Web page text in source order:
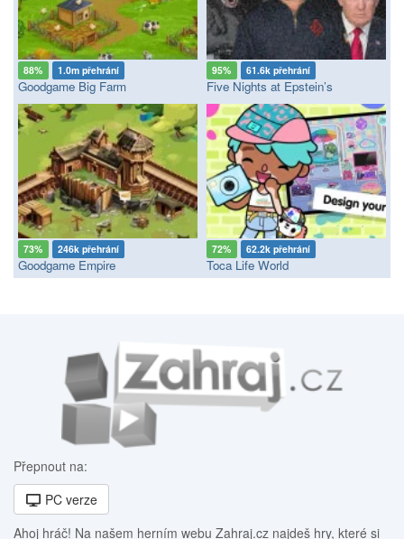
88% 1.0m přehrání
Goodgame Big Farm
95% 61.6k přehrání
Five Nights at Epstein’s
73% 246k přehrání
Goodgame Empire
72% 62.2k přehrání
Toca Life World
Přepnout na:
PC verze
Ahoj hráč! Na našem herním webu Zahraj.cz najdeš hry, které si